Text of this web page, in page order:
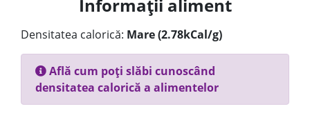
Informații aliment
Densitatea calorică: Mare (2.78kCal/g)
Află cum poți slăbi cunoscând
densitatea calorică a alimentelor